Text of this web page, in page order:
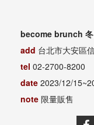
become brunch 冬
add 台北市大安區
tel 02-2700-8200
date 2023/12/
note 限量販售